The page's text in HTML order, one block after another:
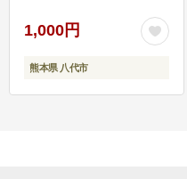
1,000円
熊本県 八代市